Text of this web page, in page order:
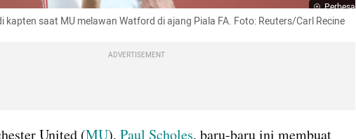
Perbesar
kapten saat MU melawan Watford di ajang Piala FA. Foto: Reuters/Carl Recine
ADVERTISEMENT
United (MU), Paul Scholes, baru-baru ini membuat